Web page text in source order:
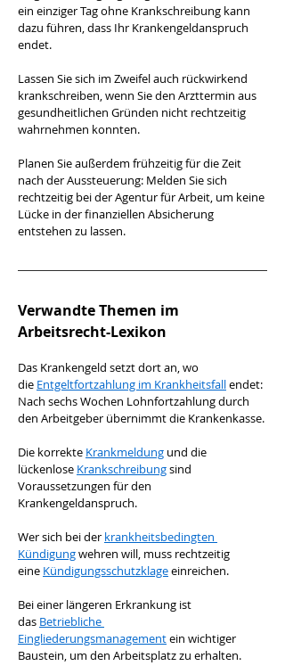
ein einziger Tag ohne Krankschreibung kann
dazu führen, dass Ihr Krankengeldanspruch
endet.
Lassen Sie sich im Zweifel auch rückwirkend
krankschreiben, wenn Sie den Arzttermin aus
gesundheitlichen Gründen nicht rechtzeitig
wahrnehmen konnten.
Planen Sie außerdem frühzeitig für die Zeit
nach der Aussteuerung: Melden Sie sich
rechtzeitig bei der Agentur für Arbeit, um keine
Lücke in der finanziellen Absicherung
entstehen zu lassen.
Verwandte Themen im
Arbeitsrecht-Lexikon
Das Krankengeld setzt dort an, wo
die Entgeltfortzahlung im Krankheitsfall endet:
Nach sechs Wochen Lohnfortzahlung durch
den Arbeitgeber übernimmt die Krankenkasse.
Die korrekte Krankmeldung und die
lückenlose Krankschreibung sind
Voraussetzungen für den
Krankengeldanspruch.
Wer sich bei der krankheitsbedingten
Kündigung wehren will, muss rechtzeitig
eine Kündigungsschutzklage einreichen.
Bei einer längeren Erkrankung ist
das Betriebliche
Eingliederungsmanagement ein wichtiger
Baustein, um den Arbeitsplatz zu erhalten.